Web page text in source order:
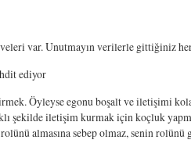
var. Unutmayın verilerle gittiğiniz her
ediyor
Öyleyse egonu boşalt ve iletişimi
şekilde iletişim kurmak için koçluk
almasına sebep olmaz, senin rolünü